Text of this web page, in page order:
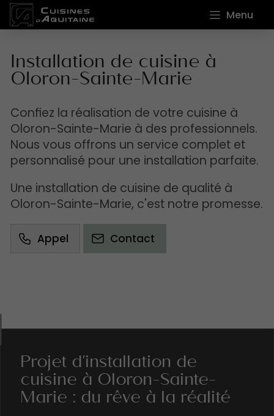
Menu
Installation de cuisine à
Oloron-Sainte-Marie
Confiez la réalisation de votre cuisine à
Oloron-Sainte-Marie à des professionnels.
Nous vous offrons un service complet et
personnalisé pour une installation parfaite.
Une installation de cuisine de qualité à
Oloron-Sainte-Marie, c'est notre promesse.
Appel Contact
Projet d'installation de
cuisine à Oloron-Sainte-
Marie : du rêve à la réalité